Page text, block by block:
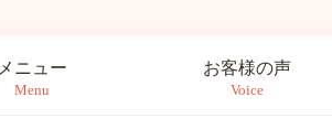
メニュー
Menu
お客様の声
Voice